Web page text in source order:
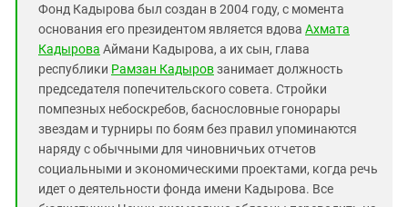
Фонд Кадырова был создан в 2004 году, с момента
основания его президентом является вдова Ахмата
Кадырова Аймани Кадырова, а их сын, глава
республики Рамзан Кадыровзанимает должность
председателя попечительского совета. Стройки
помпезных небоскребов, баснословные гонорары
звездам и турниры по боям без правил упоминаются
наряду с обычными для чиновничьих отчетов
социальными и экономическими проектами, когда речь
идет о деятельности фонда имени Кадырова. Все